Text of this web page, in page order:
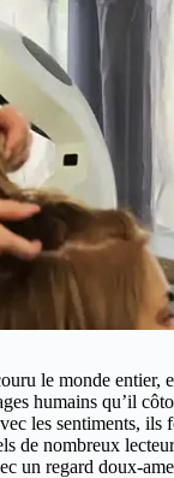
le monde entier,
humains qu’il
les sentiments,
de nombreux
un regard doux-